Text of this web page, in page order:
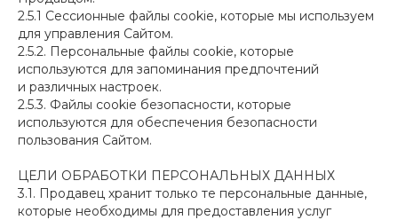
2.5.1 Сессионные файлы cookie, которые мы используем
для управления Сайтом.
2.5.2. Персональные файлы cookie, которые
используются для запоминания предпочтений
и различных настроек.
2.5.3. Файлы cookie безопасности, которые
используются для обеспечения безопасности
пользования Сайтом.
ЦЕЛИ ОБРАБОТКИ ПЕРСОНАЛЬНЫХ ДАННЫХ
3.1. Продавец хранит только те персональные данные,
которые необходимы для предоставления услуг